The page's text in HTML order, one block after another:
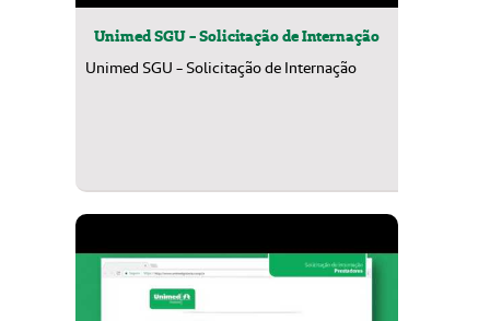
Unimed SGU - Solicitação de Internação
Unimed SGU - Solicitação de Internação